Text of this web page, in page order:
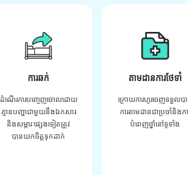
ការឆក់
ដំណើរការបញ្ចេញចោលដោយ
គ្មានបញ្ហាជាមួយនឹងឯកសារ
និងសម្ភារៈផ្សេងទៀតត្រូវ
បានយកចិត្តទុកដាក់
តាមដានការថែទាំ
ក្រោយ​ការ​ហូរ​ចេញ​ទទួល​ប
ការ​តាមដាន​ជា​ប្រចាំ​និង​ក
បំពេញ​ថ្នាំ​នៅ​ទូទាំង​